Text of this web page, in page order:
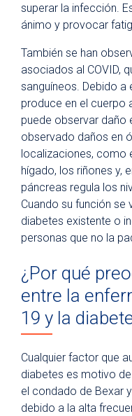
superar la infección.
ánimo y provocar
También se han
asociados al COVID,
sanguíneos. Debido a
produce en el cuerpo
puede observar daño
observado daños en
localizaciones, como
hígado, los riñones y,
páncreas regula los
Cuando su función se
diabetes existente o
personas que no la
¿Por qué
entre la
19 y la
Cualquier factor que
diabetes es motivo
el condado de Bexar
debido a la alta